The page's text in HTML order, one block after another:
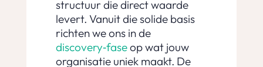
structuur die direct waarde
levert. Vanuit die solide basis
richten we ons in de
discovery‑faseop wat jouw
organisatie uniek maakt. De